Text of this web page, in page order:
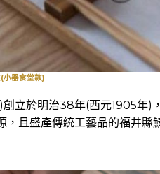
小器食堂款)
立於明治38年(西元1905年)
，且盛產傳統工藝品的福井